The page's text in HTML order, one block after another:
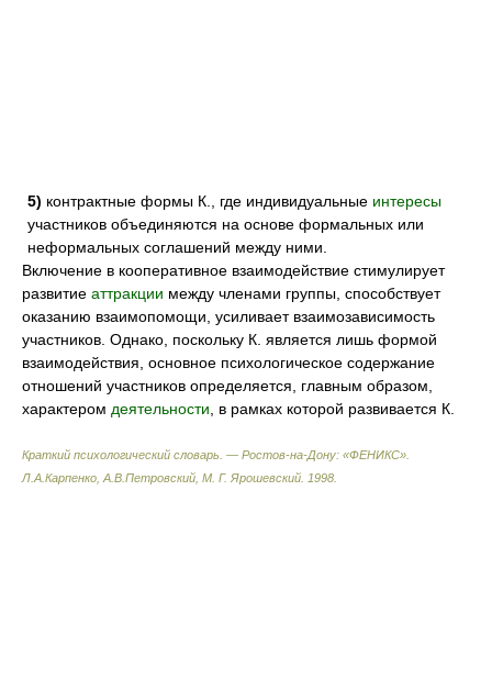
5) контрактные формы К., где индивидуальные интересы
участников объединяются на основе формальных или
неформальных соглашений между ними.
Включение в кооперативное взаимодействие стимулирует
развитие аттракции между членами группы, способствует
оказанию взаимопомощи, усиливает взаимозависимость
участников. Однако, поскольку К. является лишь формой
взаимодействия, основное психологическое содержание
отношений участников определяется, главным образом,
характером деятельности , в рамках которой развивается К.
Краткий психологический словарь. — Ростов-на-Дону: «ФЕНИКС»
Л.А.Карпенко, А.В.Петровский, М. Г. Ярошевский 1998